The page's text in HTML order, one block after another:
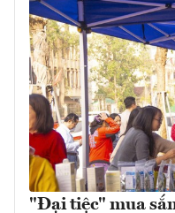
"Đại tiệc" mua